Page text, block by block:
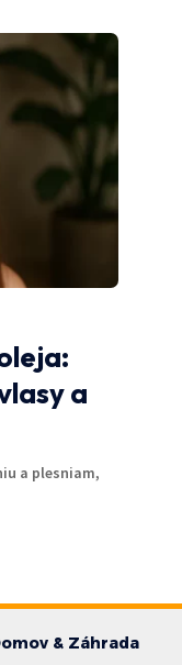
a
a plesniam,
& Záhrada